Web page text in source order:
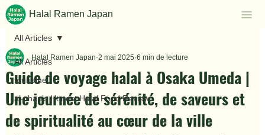
Halal Ramen Japan
All Articles
tourisme
ai-chan’s Honest Halal Food Review
All Articles
Guide de voyage halal à Osaka Umeda |
Une journée de sérénité, de saveurs et
de spiritualité au cœur de la ville
Halal Ramen Japan 2 mai 2025 6 min de lecture